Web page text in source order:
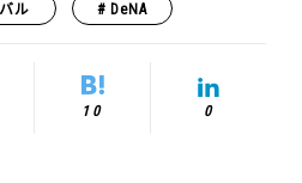
ル DeNA
10 0